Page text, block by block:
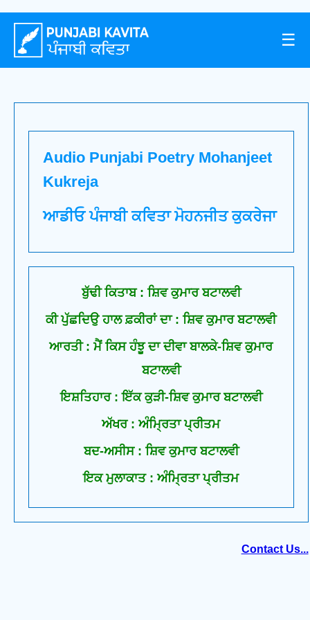
☰
Audio Punjabi Poetry Mohanjeet
Kukreja
ਆਡੀਓ ਪੰਜਾਬੀ ਕਵਿਤਾ ਮੋਹਨਜੀਤ ਕੁਕਰੇਜਾ
ਬੁੱਢੀ ਕਿਤਾਬ : ਸ਼ਿਵ ਕੁਮਾਰ ਬਟਾਲਵੀ
ਕੀ ਪੁੱਛਦਿਉ ਹਾਲ ਫ਼ਕੀਰਾਂ ਦਾ : ਸ਼ਿਵ ਕੁਮਾਰ ਬਟਾਲਵੀ
ਆਰਤੀ : ਮੈਂ ਕਿਸ ਹੰਝੂ ਦਾ ਦੀਵਾ ਬਾਲਕੇ-ਸ਼ਿਵ ਕੁਮਾਰ
ਬਟਾਲਵੀ
ਇਸ਼ਤਿਹਾਰ : ਇੱਕ ਕੁੜੀ-ਸ਼ਿਵ ਕੁਮਾਰ ਬਟਾਲਵੀ
ਅੱਖਰ : ਅੰਮ੍ਰਿਤਾ ਪ੍ਰੀਤਮ
ਬਦ-ਅਸੀਸ : ਸ਼ਿਵ ਕੁਮਾਰ ਬਟਾਲਵੀ
ਇਕ ਮੁਲਾਕਾਤ : ਅੰਮ੍ਰਿਤਾ ਪ੍ਰੀਤਮ
Contact Us...